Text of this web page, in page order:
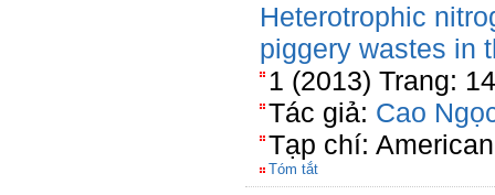
Heterotrophic
piggery wastes in
1 (2013) Trang: 14
Tác giả: Cao
Tạp chí:
Tóm tắt